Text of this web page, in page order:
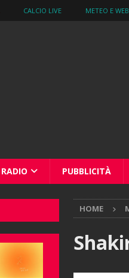
CALCIO LIVE METEO E
RADIO PUBBLICITÀ
HOME